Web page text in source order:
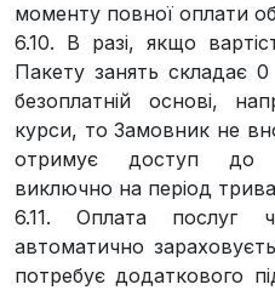
моменту повної оплати
6.10. В разі, якщо
Пакету занять складає
безоплатній основі,
курси, то Замовник не
отримує доступ до
виключно на період
6.11. Оплата послуг
автоматично
потребує додаткового